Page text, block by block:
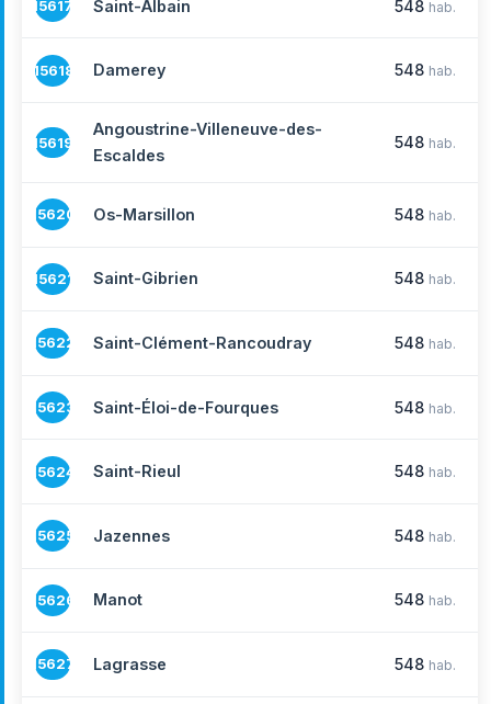
15617 Saint-Albain 548 hab.
15618 Damerey 548 hab.
15619
Angoustrine-Villeneuve-des-
Escaldes
548 hab.
15620 Os-Marsillon 548 hab.
15621 Saint-Gibrien 548 hab.
15622 Saint-Clément-Rancoudray 548 hab.
15623 Saint-Éloi-de-Fourques 548 hab.
15624 Saint-Rieul 548 hab.
15625 Jazennes 548 hab.
15626 Manot 548 hab.
15627 Lagrasse 548 hab.